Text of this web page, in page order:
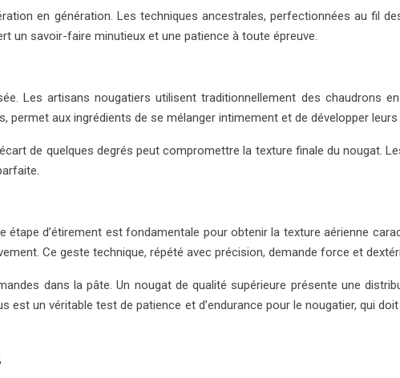
en génération. Les techniques ancestrales, perfectionnées au fil
un savoir-faire minutieux et une patience à toute épreuve.
Les artisans nougatiers utilisent traditionnellement des chaudrons
aux ingrédients de se mélanger intimement et de développer leurs
de quelques degrés peut compromettre la texture finale du nougat.
d’étirement est fondamentale pour obtenir la texture aérienne
Ce geste technique, répété avec précision, demande force et
dans la pâte. Un nougat de qualité supérieure présente une
un véritable test de patience et d’endurance pour le nougatier, qui